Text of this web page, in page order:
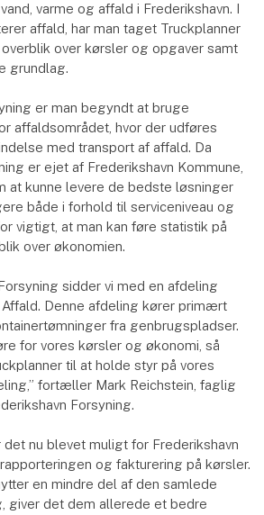
varme og affald i Frederikshavn. I
affald, har man taget Truckplanner
over kørsler og opgaver samt
grundlag.
er man begyndt at bruge
affaldsområdet, hvor der udføres
med transport af affald. Da
er ejet af Frederikshavn Kommune,
at kunne levere de bedste løsninger
både i forhold til serviceniveau og
vigtigt, at man kan føre statistik på
over økonomien.
sidder vi med en afdeling
Affald. Denne afdeling kører primært
fra genbrugspladser.
for vores kørsler og økonomi, så
til at holde styr på vores
fortæller Mark Reichstein, faglig
Forsyning.
det nu blevet muligt for Frederikshavn
og fakturering på kørsler.
en mindre del af den samlede
giver det dem allerede et bedre